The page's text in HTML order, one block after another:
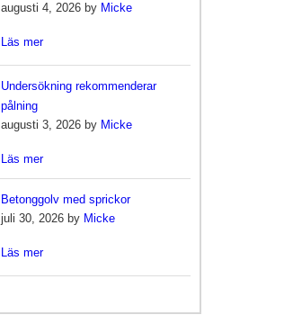
augusti 4, 2026 by Micke
Läs mer
Undersökning rekommenderar
pålning
augusti 3, 2026 by Micke
Läs mer
Betonggolv med sprickor
juli 30, 2026 by Micke
Läs mer